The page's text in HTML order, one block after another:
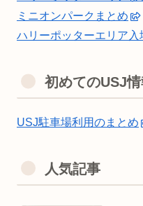
ミニオンパークまとめ
ハリーポッターエリア入
初めてのUSJ
USJ駐車場利用のまとめ
人気記事